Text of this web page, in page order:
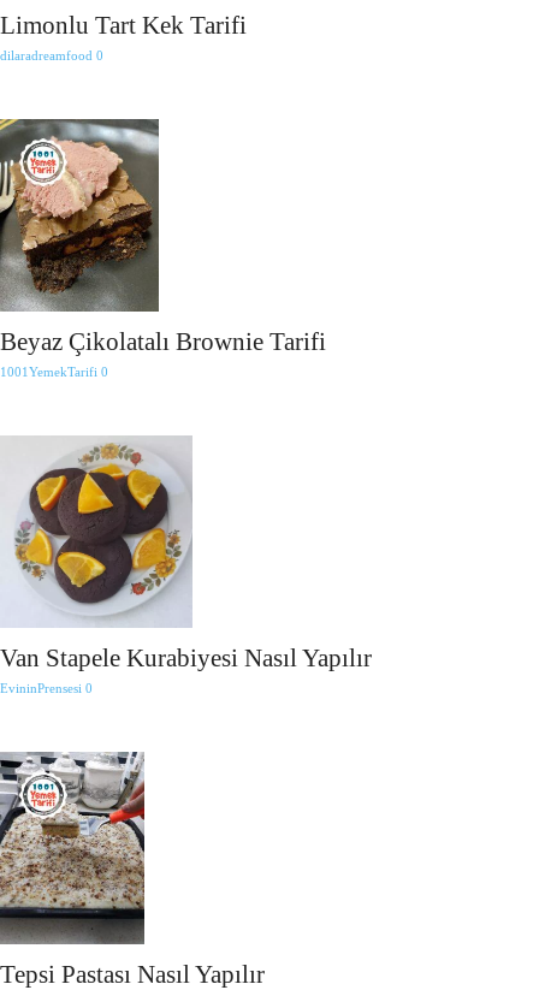
Limonlu Tart Kek Tarifi
dilaradreamfood 0
Beyaz Çikolatalı Brownie Tarifi
1001YemekTarifi 0
Van Stapele Kurabiyesi Nasıl Yapılır
EvininPrensesi 0
Tepsi Pastası Nasıl Yapılır